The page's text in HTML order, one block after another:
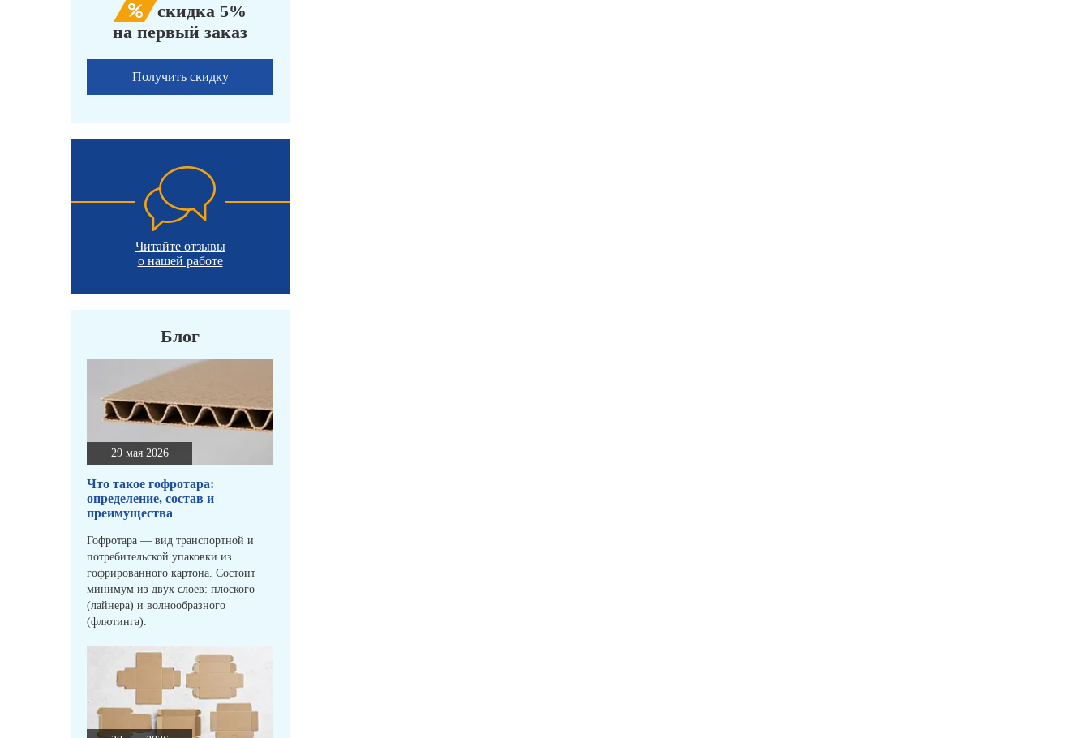
скидка 5%
на первый заказ
Получить скидку
Читайте отзывы
о нашей работе
Блог
29 мая 2026
Что такое гофротара:
определение, состав и
преимущества
Гофротара — вид транспортной и
потребительской упаковки из
гофрированного картона. Состоит
минимум из двух слоев: плоского
(лайнера) и волнообразного
(флютинга).